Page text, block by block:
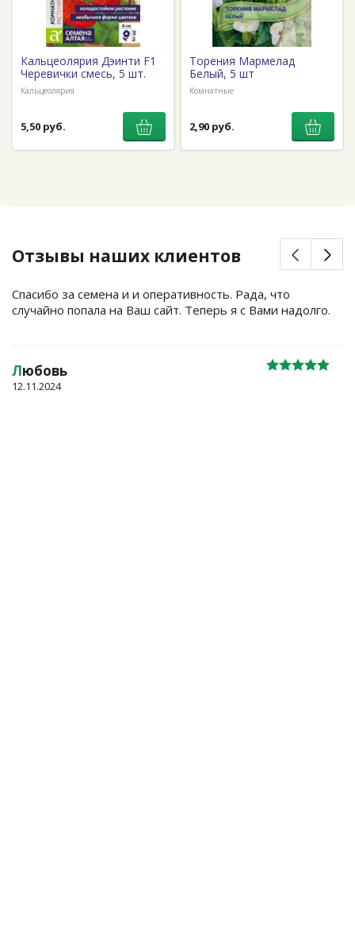
Кальцеолярия Дэинти F1
Черевички смесь, 5 шт.
Кальцеолярия
5,50 руб.
Торения Мармелад
Белый, 5 шт
Комнатные
2,90 руб.
Отзывы наших клиентов
Спасибо за семена и и оперативность. Рада, что
случайно попала на Ваш сайт. Теперь я с Вами надолго.
Любовь
12.11.2024